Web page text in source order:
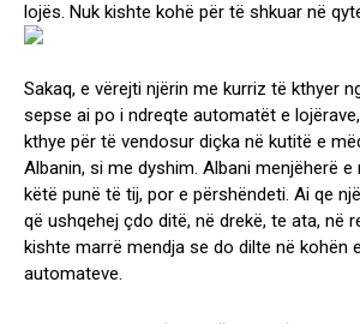
lojës. Nuk kishte kohë për të shkuar në
Sakaq, e vërejti njërin me kurriz të kthyer
sepse ai po i ndreqte automatët e
kthye për të vendosur diçka në kutitë e
Albanin, si me dyshim. Albani menjëherë e
këtë punë të tij, por e përshëndeti. Ai qe
që ushqehej çdo ditë, në drekë, te ata, në
kishte marrë mendja se do dilte në kohën
automateve.